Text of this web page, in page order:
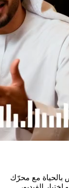
بالحياة مع محرّك